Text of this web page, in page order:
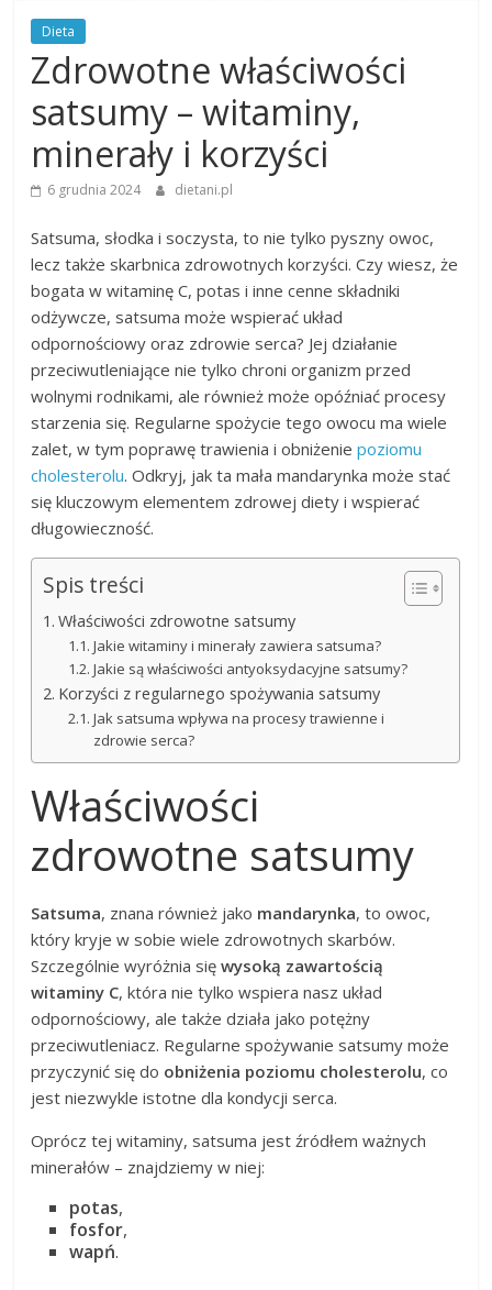
Dieta
Zdrowotne właściwości
satsumy – witaminy,
minerały i korzyści
6 grudnia 2024 dietani.pl
Satsuma, słodka i soczysta, to nie tylko pyszny owoc,
lecz także skarbnica zdrowotnych korzyści. Czy wiesz, że
bogata w witaminę C, potas i inne cenne składniki
odżywcze, satsuma może wspierać układ
odpornościowy oraz zdrowie serca? Jej działanie
przeciwutleniające nie tylko chroni organizm przed
wolnymi rodnikami, ale również może opóźniać procesy
starzenia się. Regularne spożycie tego owocu ma wiele
zalet, w tym poprawę trawienia i obniżeniepoziomu
cholesterolu. Odkryj, jak ta mała mandarynka może stać
się kluczowym elementem zdrowej diety i wspierać
długowieczność.
Spis treści
Właściwości zdrowotne satsumy
Jakie witaminy i minerały zawiera satsuma?
Jakie są właściwości antyoksydacyjne satsumy?
Korzyści z regularnego spożywania satsumy
Jak satsuma wpływa na procesy trawienne i
zdrowie serca?
Właściwości
zdrowotne satsumy
Satsuma, znana również jako mandarynka, to owoc,
który kryje w sobie wiele zdrowotnych skarbów.
Szczególnie wyróżnia sięwysoką zawartością
witaminy C, która nie tylko wspiera nasz układ
odpornościowy, ale także działa jako potężny
przeciwutleniacz. Regularne spożywanie satsumy może
przyczynić się do obniżenia poziomu cholesterolu, co
jest niezwykle istotne dla kondycji serca.
Oprócz tej witaminy, satsuma jest źródłem ważnych
minerałów – znajdziemy w niej:
potas,
fosfor,
wapń.